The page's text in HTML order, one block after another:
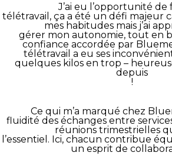
J’ai eu l’opportunité de
télétravail, ça a été un défi majeur
mes habitudes mais j’ai
gérer mon autonomie, tout en
confiance accordée par
télétravail a eu ses
quelques kilos en trop –
depuis
!
Ce qui m’a marqué chez
fluidité des échanges entre
réunions trimestrielles
l’essentiel. Ici, chacun contribue
un esprit de